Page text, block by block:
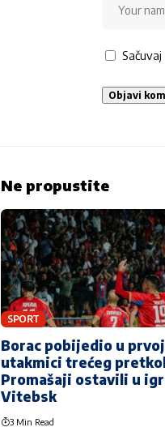
Ne propustite
SPORT
Borac pobijedio u prvoj
utakmici trećeg
Promašaji ostavili u
Vitebsk
3 Min Read